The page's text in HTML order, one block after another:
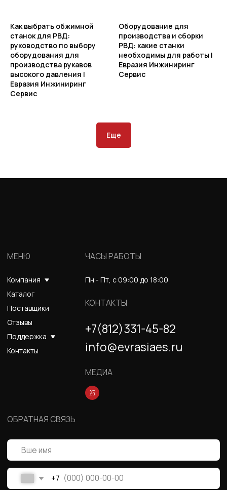
Как выбрать обжимной
станок для РВД:
руководство по выбору
оборудования для
производства рукавов
высокого давления |
Евразия Инжиниринг
Сервис
Оборудование для
производства и сборки
РВД: какие станки
необходимы для работы |
Евразия Инжиниринг
Сервис
Еще